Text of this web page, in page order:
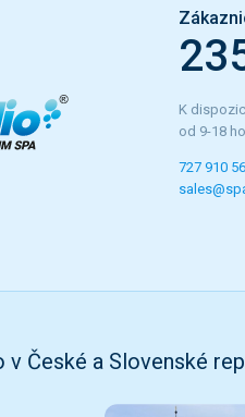
K
od 9-18
727 910
v České a Slovenské